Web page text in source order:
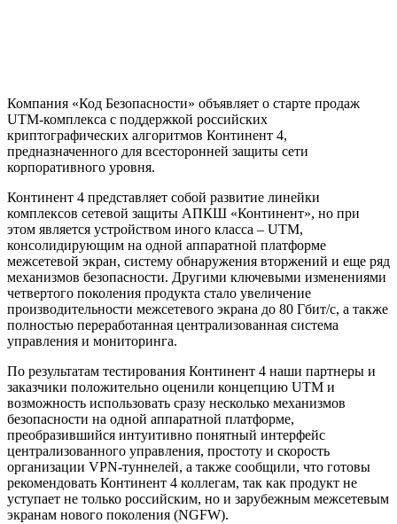
Компания «Код Безопасности» объявляет о старте продаж
UTM-комплекса с поддержкой российских
криптографических алгоритмов Континент 4,
предназначенного для всесторонней защиты сети
корпоративного уровня.
Континент 4 представляет собой развитие линейки
комплексов сетевой защиты АПКШ «Континент», но при
этом является устройством иного класса – UTM,
консолидирующим на одной аппаратной платформе
межсетевой экран, систему обнаружения вторжений и еще ряд
механизмов безопасности. Другими ключевыми изменениями
четвертого поколения продукта стало увеличение
производительности межсетевого экрана до 80 Гбит/с, а также
полностью переработанная централизованная система
управления и мониторинга.
По результатам тестирования Континент 4 наши партнеры и
заказчики положительно оценили концепцию UTM и
возможность использовать сразу несколько механизмов
безопасности на одной аппаратной платформе,
преобразившийся интуитивно понятный интерфейс
централизованного управления, простоту и скорость
организации VPN-туннелей, а также сообщили, что готовы
рекомендовать Континент 4 коллегам, так как продукт не
уступает не только российским, но и зарубежным межсетевым
экранам нового поколения (NGFW).